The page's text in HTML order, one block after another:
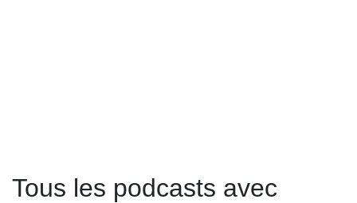
Tous les podcasts avec